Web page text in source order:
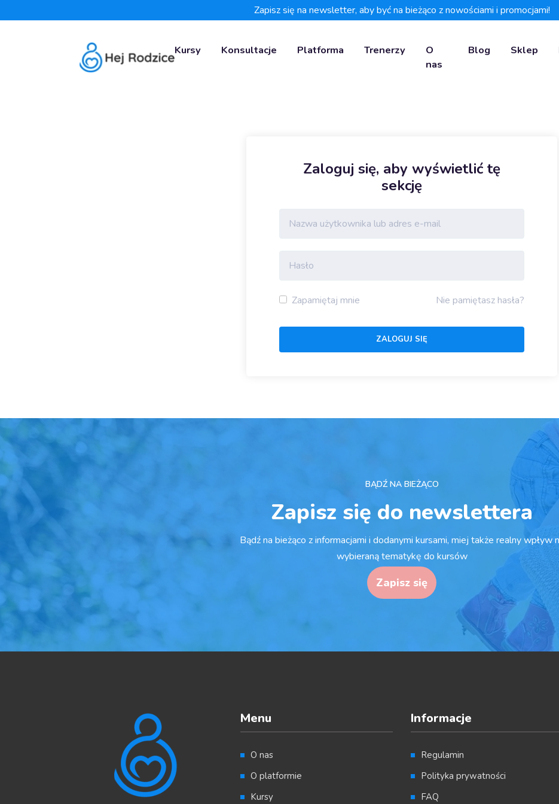
Zapisz się na newsletter, aby być na bieżąco z nowościami i promocjami!
Kursy Konsultacje Platforma Trenerzy
O
nas
Blog Sklep
Zaloguj się, aby wyświetlić tę
sekcję
Zapamiętaj mnie Nie pamiętasz hasła?
BĄDŹ NA BIEŻĄCO
Zapisz się do newslettera
Bądź na bieżąco z informacjami i dodanymi kursami, miej także realny wpływ
wybieraną tematykę do kursów
Zapisz się
Menu
O nas
O platformie
Kursy
Informacje
Regulamin
Polityka prywatności
FAQ